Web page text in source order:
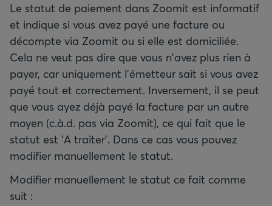
Le statut de paiement dans Zoomit est informatif
et indique si vous avez payé une facture ou
décompte via Zoomit ou si elle est domiciliée.
Cela ne veut pas dire que vous n'avez plus rien à
payer, car uniquement l'émetteur sait si vous avez
payé tout et correctement. Inversement, il se peut
que vous ayez déjà payé la facture par un autre
moyen (c.à.d. pas via Zoomit), ce qui fait que le
statut est 'A traiter'. Dans ce cas vous pouvez
modifier manuellement le statut.
Modifier manuellement le statut ce fait comme
suit :